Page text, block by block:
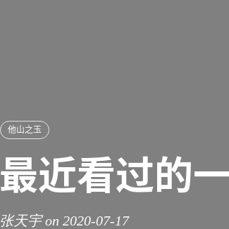
他山之玉
最近看过的
张天宇 on 2020-07-17